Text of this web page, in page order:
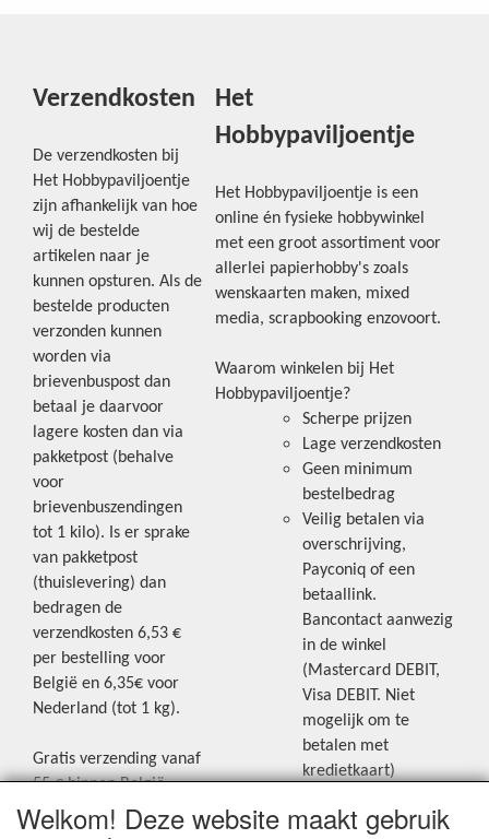
Verzendkosten
De verzendkosten bij
Het Hobbypaviljoentje
zijn afhankelijk van hoe
wij de bestelde
artikelen naar je
kunnen opsturen. Als de
bestelde producten
verzonden kunnen
worden via
brievenbuspost dan
betaal je daarvoor
lagere kosten dan via
pakketpost (behalve
voor
brievenbuszendingen
tot 1 kilo). Is er sprake
van pakketpost
(thuislevering) dan
bedragen de
verzendkosten 6,53 €
per bestelling voor
België en 6,35€ voor
Nederland (tot 1 kg).
Gratis verzending vanaf
55 € binnen België.
Gratis verzending vanaf
65 € naar Nederland.
Het
Hobbypaviljoentje
Het Hobbypaviljoentje is een
online én fysieke hobbywinkel
met een groot assortiment voor
allerlei papierhobby's zoals
wenskaarten maken, mixed
media, scrapbooking enzovoort.
Waarom winkelen bij Het
Hobbypaviljoentje?
Scherpe prijzen
Lage verzendkosten
Geen minimum
bestelbedrag
Veilig betalen via
overschrijving,
Payconiq of een
betaallink.
Bancontact aanwezig
in de winkel
(Mastercard DEBIT,
Visa DEBIT. Niet
mogelijk om te
betalen met
kredietkaart)
Blijf op de hoogte van de laatste
Welkom! Deze website maakt gebruik